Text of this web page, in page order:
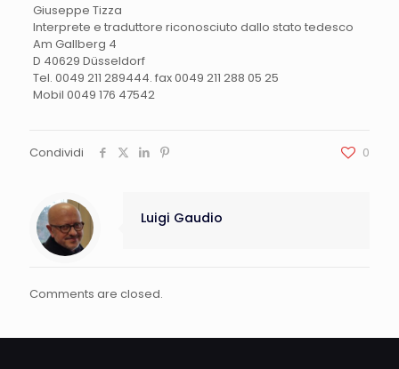
Giuseppe Tizza
Interprete e traduttore riconosciuto dallo stato tedesco
Am Gallberg 4
D 40629 Düsseldorf
Tel. 0049 211 289444. fax 0049 211 288 05 25
Mobil 0049 176 47542
Condividi 0
Luigi Gaudio
Comments are closed.